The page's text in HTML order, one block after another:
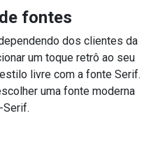
fontes
dos clientes da
um toque retrô ao seu
livre com a fonte Serif.
uma fonte moderna
Serif.